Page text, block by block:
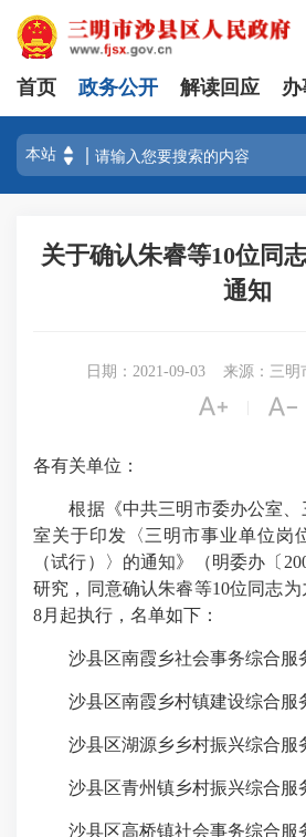
首页 政务公开 解读回应
关于确认朱睿等10位同
通知
日期：2021-09-03 来源：三明
 
各有关单位：
根据《中共三明市委办公室、
室关于印发〈三明市事业单位岗
（试行）〉的通知》（明委办〔
研究，同意确认朱睿等10位同志
8月起执行，名单如下：
沙县区南霞乡社会事务综合服
沙县区南霞乡村镇建设综合服
沙县区湖源乡乡村振兴综合服
沙县区青州镇乡村振兴综合服
沙县区高桥镇社会事务综合服